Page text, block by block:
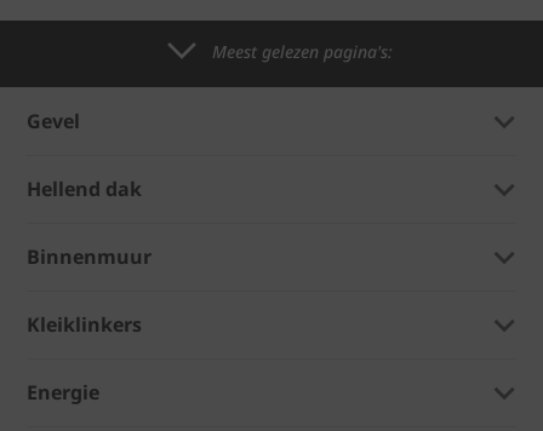
Meest gelezen pagina's:
Gevel
Hellend dak
Binnenmuur
Kleiklinkers
Energie